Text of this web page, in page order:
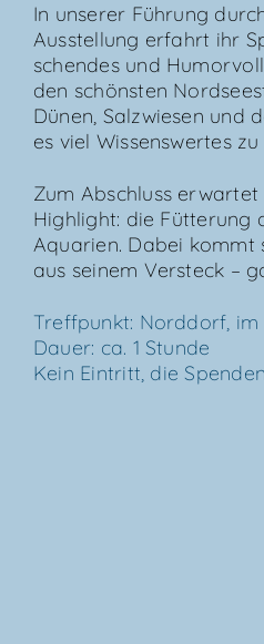
In unse­rer Füh­rung
Aus­stel­lung erfahrt ihr
schen­des und
den schöns­ten
Dünen, Salz­wie­sen und
es viel Wis­sens­wer­tes
Zum Abschluss
High­light: die Füt­te­rung
Aqua­ri­en. Dabei
aus sei­nem Ver­steck –
Treff­punkt: Nord­dorf,
Dau­er: ca. 1 Stun­de
Kein Ein­tritt, die